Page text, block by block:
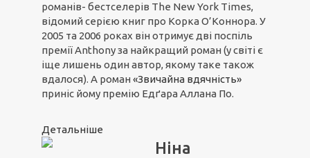
романів- бестселерів The New York Times,
відомий серією книг про Корка О’Коннора. У
2005 та 2006 роках він отримує дві поспіль
премії Anthony за найкращий роман (у світі є
іще лишень один автор, якому таке також
вдалося). А роман «Звичайна вдячність»
приніс йому премію Едґара Аллана По.
Детальніше
Ніна